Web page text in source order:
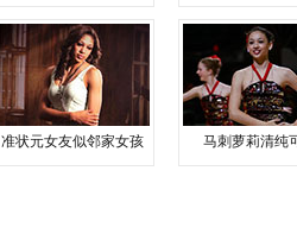
准状元女友似邻家女孩 马刺萝莉清纯